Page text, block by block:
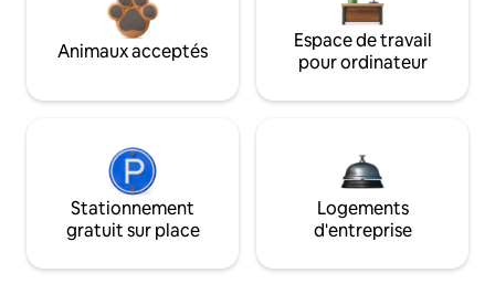
Animaux acceptés
Espace de travail
pour ordinateur
Stationnement
gratuit sur place
Logements
d'entreprise